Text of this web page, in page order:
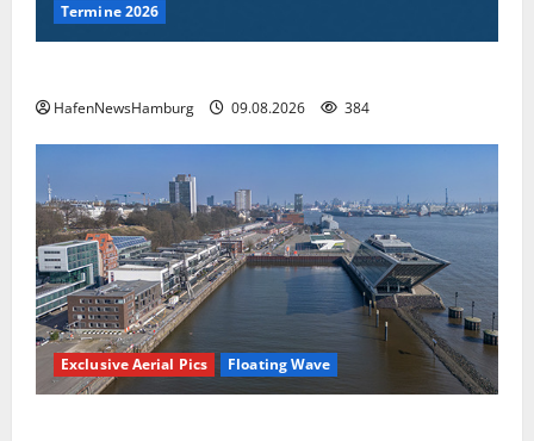
Termine 2026
HafenNewsHamburg 09.08.2026 384
Exclusive Aerial Pics Floating Wave